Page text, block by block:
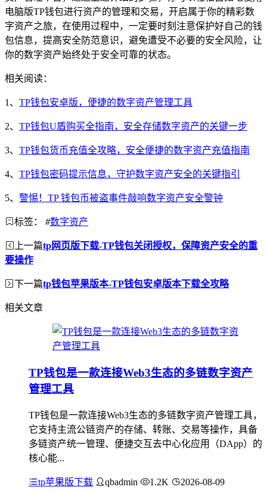
电脑版TP钱包进行资产的管理和交易，开启属于你的精彩数
字资产之旅，在使用过程中，一定要时刻注意保护好自己的钱
包信息，提高安全防范意识，避免遭受不必要的安全风险，让
你的数字资产始终处于安全可靠的状态。
相关阅读：
1、 TP钱包安卓版，便捷的数字资产管理工具
2、 TP钱包U盾购买全指南，安全存储数字资产的关键一步
3、 TP钱包货币充值全攻略，安全便捷的数字资产充值指南
4、 TP钱包密码提示信息，守护数字资产安全的关键指引
5、 警惕！TP 钱包币被盗事件敲响数字资产安全警钟
标签： #数字资产
上一篇tp网页版下载-TP钱包关闭授权，保障资产安全的重
要操作
下一篇tp钱包苹果版本-TP钱包安卓版本下载全攻略
相关文章
TP钱包是一款连接Web3生态的多链数字资产
管理工具
TP钱包是一款连接Web3生态的多链数字资产管理工具，
它支持主流公链资产的存储、转账、交易等操作，具备
多链资产统一管理、便捷交互去中心化应用（DApp）的
核心能...
tp苹果版下载 qbadmin 1.2K 2026-08-09